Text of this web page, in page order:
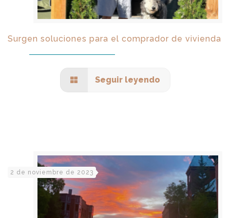
Surgen soluciones para el comprador de vivienda
Seguir leyendo
2 de noviembre de 2023